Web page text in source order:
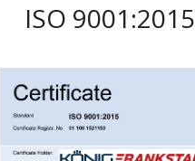
ISO 9001:2015